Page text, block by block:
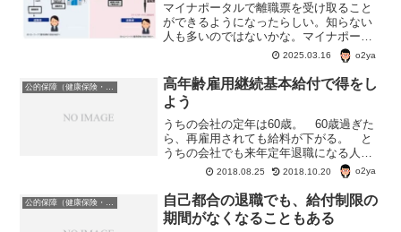
マイナポータルで離職票を受け取ること
ができるようになったらしい。知らない
人も多いのではないかな。マイナポータ
ルの「雇用保険」ページで事前登録する
必要があるようだが、このページで離職
票の受け取り以外に何ができるんだろ
う？
2025.03.16 o2ya
高年齢雇用継続基本給付で得をし
よう
うちの会社の定年は60歳。 60歳過ぎた
ら、再雇用されても給料が下がる。 と
うちの会社でも来年定年退職になる人が
嘆いている。 「6割しか給料支給されな
い」って。 でも、高齢雇用継続基本給
付についてはわかってるのかなあ。高年
齢雇用継続基本給付...
2018.08.25 2018.10.20 o2ya
自己都合の退職でも、給付制限の
期間がなくなることもある